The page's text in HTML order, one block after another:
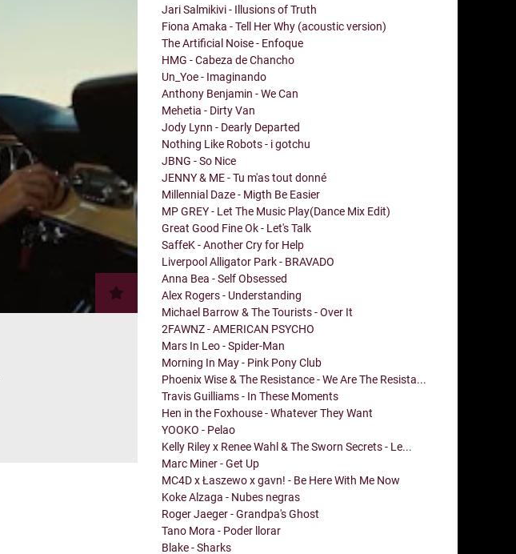
Jari Salmikivi - Illusions of Truth
Fiona Amaka - Tell Her Why (acoustic version)
The Artificial Noise - Enfoque
HMG - Cabeza de Chancho
Un_Yoe - Imaginando
Anthony Benjamin - We Can
Mehetia - Dirty Van
Jody Lynn - Dearly Departed
Nothing Like Robots - i gotchu
JBNG - So Nice
JENNY & ME - Tu m'as tout donné
Millennial Daze - Migth Be Easier
MP GREY - Let The Music Play(Dance Mix Edit)
Great Good Fine Ok - Let's Talk
SaffeK - Another Cry for Help
Liverpool Alligator Park - BRAVADO
Anna Bea - Self Obsessed
Alex Rogers - Understanding
Michael Barrow & The Tourists - Over It
2FAWNZ - AMERICAN PSYCHO
Mars In Leo - Spider-Man
Morning In May - Pink Pony Club
Phoenix Wise & The Resistance - We Are The Resista...
Travis Guilliams - In These Moments
Hen in the Foxhouse - Whatever They Want
YOOKO - Pelao
Kelly Riley x Renee Wahl & The Sworn Secrets - Le...
Marc Miner - Get Up
MC4D x Łaszewo x gavn! - Be Here With Me Now
Koke Alzaga - Nubes negras
Roger Jaeger - Grandpa's Ghost
Tano Mora - Poder llorar
Blake - Sharks